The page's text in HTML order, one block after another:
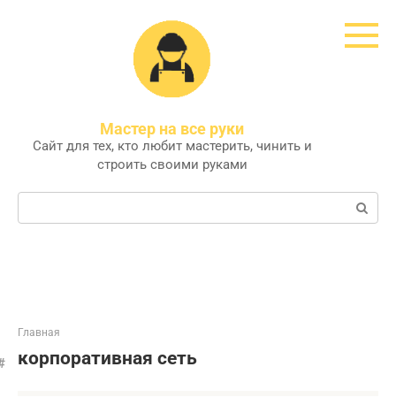
Мастер на все руки
Сайт для тех, кто любит мастерить, чинить и
строить своими руками
Поиск:
Главная
корпоративная сеть